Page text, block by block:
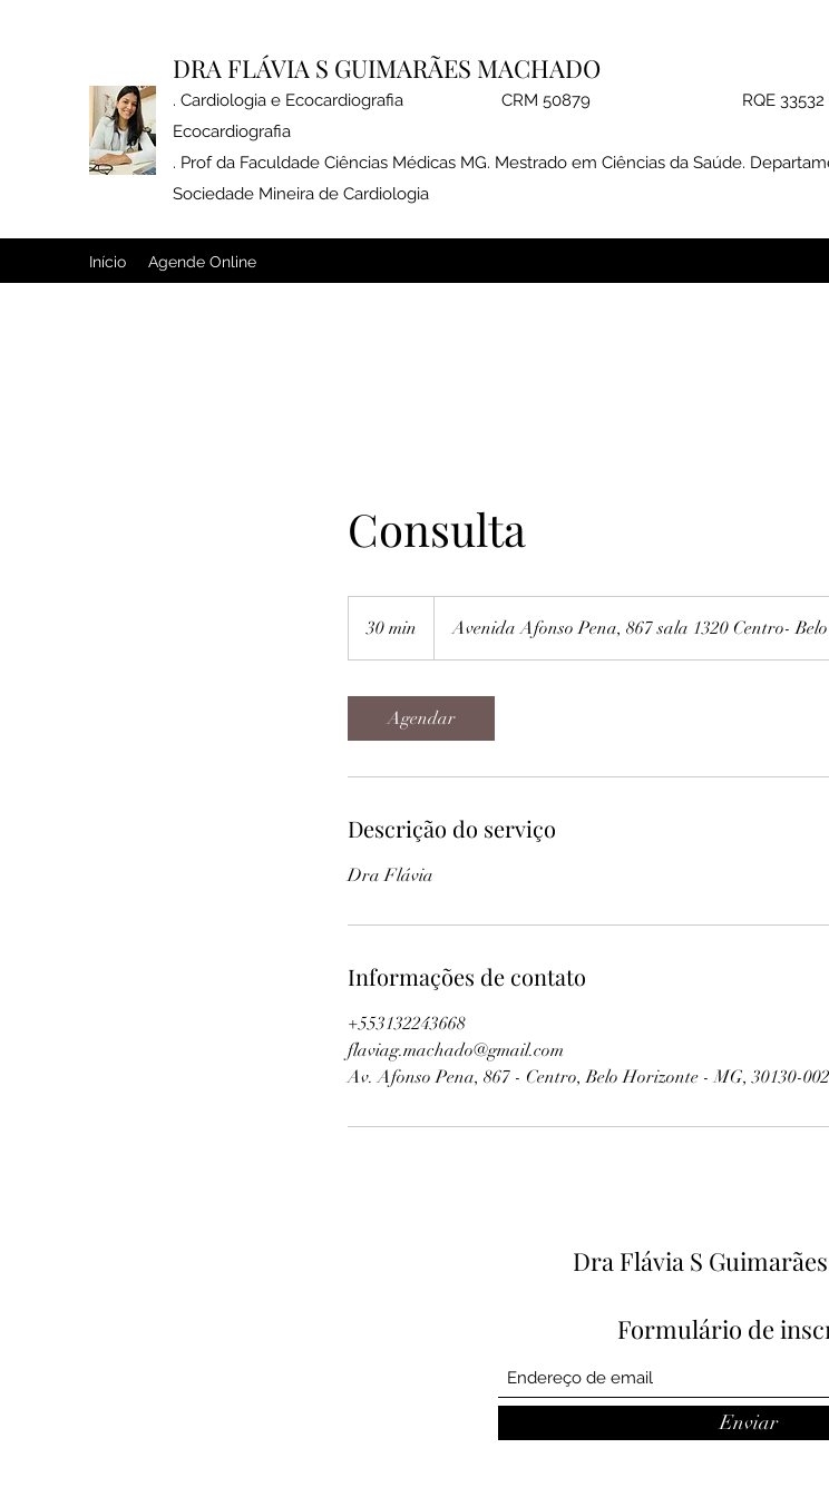
DRA FLÁVIA S GUIMARÃES MACHADO
. Cardiologia e Ecocardiografia CRM 50879 RQE 33532
Ecocardiografia
. Prof da Faculdade Ciências Médicas MG. Mestrado em Ciências da Saúde.
Sociedade Mineira de Cardiologia
Início Agende Online
Consulta
30 min
0
n
Avenida Afonso Pena, 867 sala 1320 Centro-
Agendar
Descrição do serviço
Dra Flávia
Informações de contato
+553132243668
flaviag.machado@gmail.com
Av. Afonso Pena, 867 - Centro, Belo Horizonte - MG, 30130-
Dra Flávia S
Formulário de
Enviar